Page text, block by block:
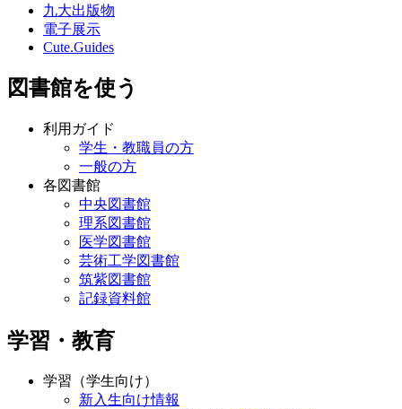
九大出版物
電子展示
Cute.Guides
図書館を使う
利用ガイド
学生・教職員の方
一般の方
各図書館
中央図書館
理系図書館
医学図書館
芸術工学図書館
筑紫図書館
記録資料館
学習・教育
学習（学生向け）
新入生向け情報